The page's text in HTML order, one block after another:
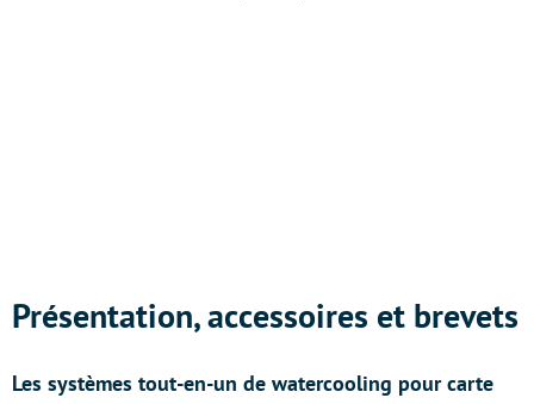
Présentation, accessoires et brevets
Les systèmes tout-en-un de watercooling pour carte